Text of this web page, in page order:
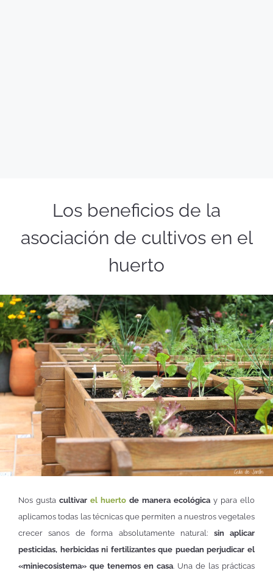
Los beneficios de la
asociación de cultivos en el
huerto
Nos gusta cultivar el huerto de manera ecológica y para ello
aplicamos todas las técnicas que permiten a nuestros vegetales
crecer sanos de forma absolutamente natural: sin aplicar
pesticidas, herbicidas ni fertilizantes que puedan perjudicar el
«miniecosistema» que tenemos en casa. Una de las prácticas